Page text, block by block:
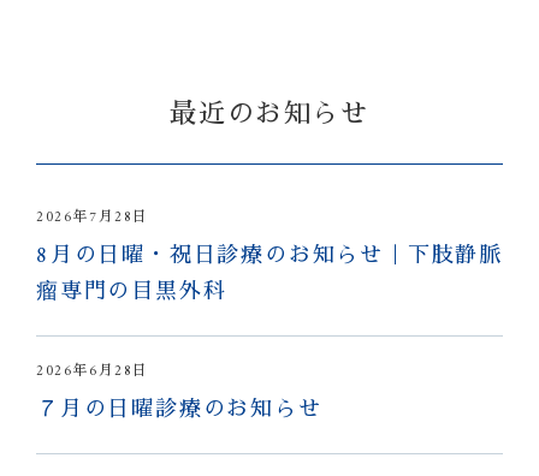
最近のお知らせ
2026年7月28日
8月の日曜・祝日診療のお知らせ｜下肢静脈
瘤専門の目黒外科
2026年6月28日
７月の日曜診療のお知らせ